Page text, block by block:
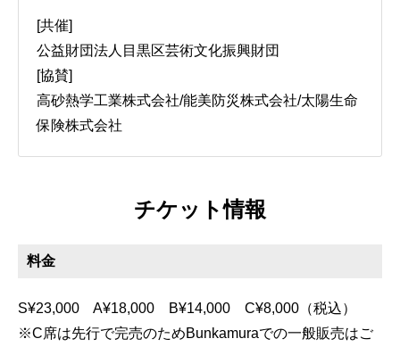
[共催]
公益財団法人目黒区芸術文化振興財団
[協賛]
高砂熱学工業株式会社/能美防災株式会社/太陽生命
保険株式会社
チケット情報
料金
S¥23,000 A¥18,000 B¥14,000 C¥8,000（税込）
※C席は先行で完売のためBunkamuraでの一般販売はご